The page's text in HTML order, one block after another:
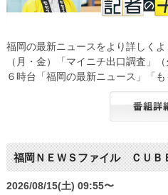
福岡の最新ニュースをより詳しく
（月・金）「マイニチ出口調査」
６時台「福岡の最新ニュース」「も
福岡ＮＥＷＳファイル ＣＵＢ
2026/08/15(土) 09:55〜